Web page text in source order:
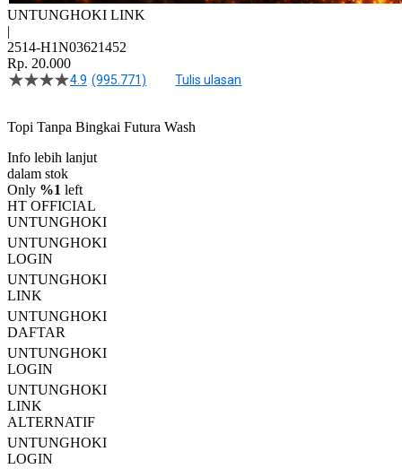
UNTUNGHOKI LINK
|
2514-H1N03621452
Rp. 20.000
4.5
bintang,
rating
rata-
rata.
Read
13
Reviews.
Tautan
halaman
yang
sama.
4.9 (995.771) Tulis ulasan
Topi Tanpa Bingkai Futura Wash
Info lebih lanjut
dalam stok
Only %1 left
HT OFFICIAL
UNTUNGHOKI
UNTUNGHOKI
LOGIN
UNTUNGHOKI
LINK
UNTUNGHOKI
DAFTAR
UNTUNGHOKI
LOGIN
UNTUNGHOKI
LINK
ALTERNATIF
UNTUNGHOKI
LOGIN